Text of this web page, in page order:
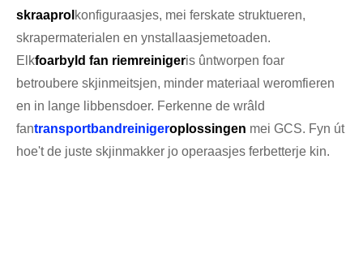
skraaprol konfiguraasjes, mei ferskate struktueren,
skrapermaterialen en ynstallaasjemetoaden.
Elkfoarbyld fan riemreinigeris ûntworpen foar
betroubere skjinmeitsjen, minder materiaal weromfieren
en in lange libbensdoer. Ferkenne de wrâld
fantransportbandreinigeroplossingen mei GCS. Fyn út
hoe't de juste skjinmakker jo operaasjes ferbetterje kin.